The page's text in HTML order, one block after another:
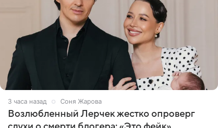
3 часа назад Соня Жарова
Возлюбленный Лерчек жестко опроверг